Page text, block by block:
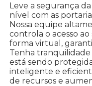
Leve a segurança
nível com as
Nossa equipe
controla o acesso
forma virtual,
Tenha
está sendo
inteligente e
de recursos e